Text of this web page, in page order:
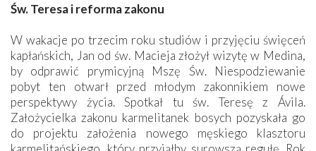
Św. Teresa i reforma zakonu
W wakacje po trzecim roku studiów i przyjęciu święceń
kapłańskich, Jan od św. Macieja złożył wizytę w Medina,
by odprawić prymicyjną Mszę Św. Niespodziewanie
pobyt ten otwarł przed młodym zakonnikiem nowe
perspektywy życia. Spotkał tu św. Teresę z Ávila.
Założycielka zakonu karmelitanek bosych pozyskała go
do projektu założenia nowego męskiego klasztoru